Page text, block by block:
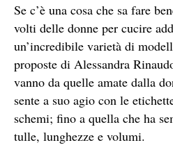
Se c’è una cosa che sa fare
volti delle donne per cucire
un’incredibile varietà di
proposte di Alessandra
vanno da quelle amate dalla
sente a suo agio con le
schemi; fino a quella che ha
tulle, lunghezze e volumi.